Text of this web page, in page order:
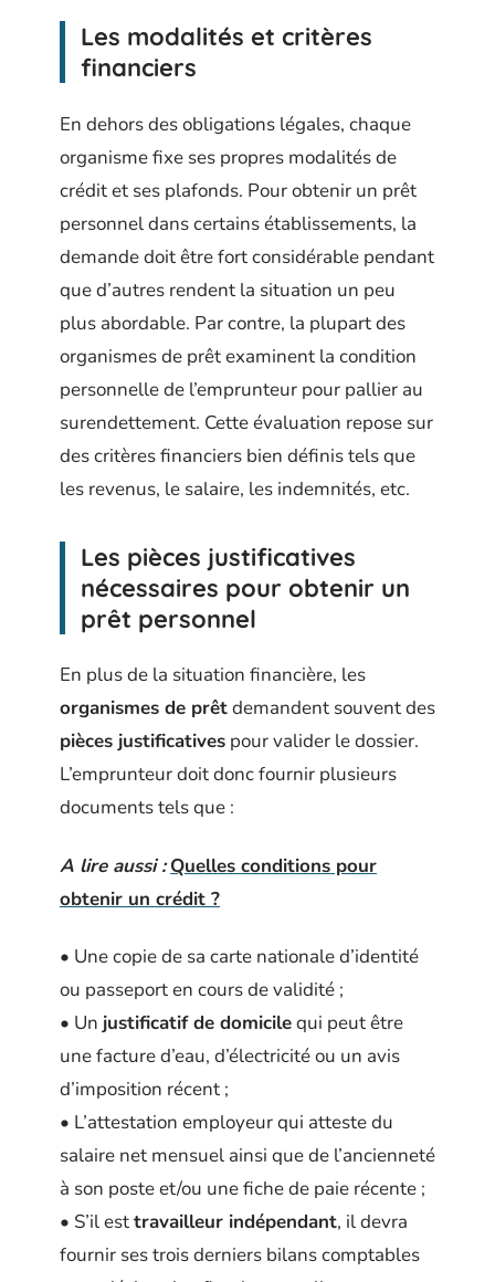
Les modalités et critères
financiers
En dehors des obligations légales, chaque
organisme fixe ses propres modalités de
crédit et ses plafonds. Pour obtenir un prêt
personnel dans certains établissements, la
demande doit être fort considérable pendant
que d’autres rendent la situation un peu
plus abordable. Par contre, la plupart des
organismes de prêt examinent la condition
personnelle de l’emprunteur pour pallier au
surendettement. Cette évaluation repose sur
des critères financiers bien définis tels que
les revenus, le salaire, les indemnités, etc.
Les pièces justificatives
nécessaires pour obtenir un
prêt personnel
En plus de la situation financière, les
organismes de prêtdemandent souvent des
pièces justificatives pour valider le dossier.
L’emprunteur doit donc fournir plusieurs
documents tels que :
A lire aussi : Quelles conditions pour
obtenir un crédit ?
• Une copie de sa carte nationale d’identité
ou passeport en cours de validité ;
• Un justificatif de domicilequi peut être
une facture d’eau, d’électricité ou un avis
d’imposition récent ;
• L’attestation employeur qui atteste du
salaire net mensuel ainsi que de l’ancienneté
à son poste et/ou une fiche de paie récente ;
• S’il esttravailleur indépendant, il devra
fournir ses trois derniers bilans comptables